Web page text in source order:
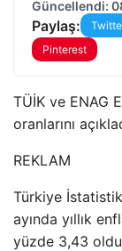
Güncellendi:
Paylaş:
Pinterest
TÜİK ve ENAG
oranlarını
REKLAM
Türkiye
ayında yıllık
yüzde 3,43